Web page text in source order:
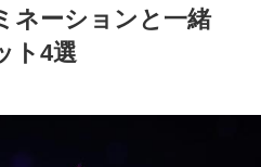
ネーションと一緒
ト4選